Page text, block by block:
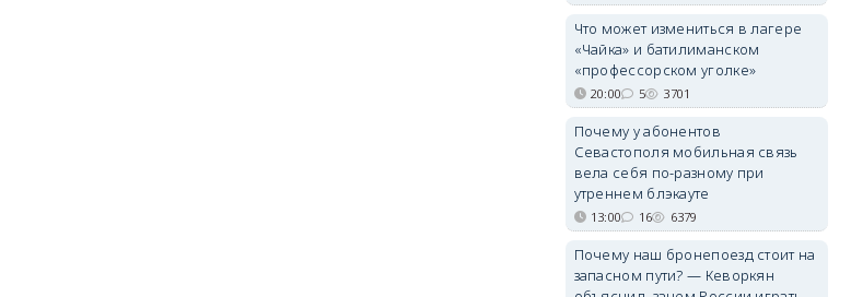
Что может измениться в лагере
«Чайка» и батилиманском
«профессорском уголке»
20:00 5 3701
Почему у абонентов
Севастополя мобильная связь
вела себя по-разному при
утреннем блэкауте
13:00 16 6379
Почему наш бронепоезд стоит на
запасном пути? — Кеворкян